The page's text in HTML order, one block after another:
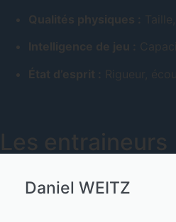
Qualités physiques :
Intelligence de jeu :
État d’esprit : Rigueur,
Les entraineurs
Daniel WEITZ